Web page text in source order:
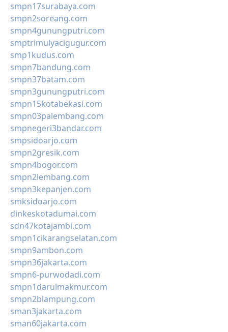
smpn17surabaya.com
smpn2soreang.com
smpn4gunungputri.com
smptrimulyacigugur.com
smp1kudus.com
smpn7bandung.com
smpn37batam.com
smpn3gunungputri.com
smpn15kotabekasi.com
smpn03palembang.com
smpnegeri3bandar.com
smpsidoarjo.com
smpn2gresik.com
smpn4bogor.com
smpn2lembang.com
smpn3kepanjen.com
smksidoarjo.com
dinkeskotadumai.com
sdn47kotajambi.com
smpn1cikarangselatan.com
smpn9ambon.com
smpn36jakarta.com
smpn6-purwodadi.com
smpn1darulmakmur.com
smpn2blampung.com
sman3jakarta.com
sman60jakarta.com